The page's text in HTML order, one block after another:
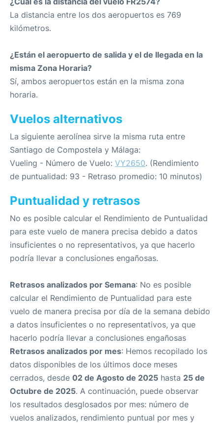
La distancia entre los dos aeropuertos es 769
kilómetros.
¿Están el aeropuerto de salida y el de llegada en la
misma Zona Horaria?
Sí, ambos aeropuertos están en la misma zona
horaria.
Vuelos alternativos
La siguiente aerolínea sirve la misma ruta entre
Santiago de Compostela y Málaga:
Vueling - Número de Vuelo: VY2650. (Rendimiento
de puntualidad: 93 - Retraso promedio: 10 minutos)
Puntualidad y retrasos
No es posible calcular el Rendimiento de Puntualidad
para este vuelo de manera precisa debido a datos
insuficientes o no representativos, ya que hacerlo
podría llevar a conclusiones engañosas.
Retrasos analizados por Semana: No es posible
calcular el Rendimiento de Puntualidad para este
vuelo de manera precisa por día de la semana debido
a datos insuficientes o no representativos, ya que
hacerlo podría llevar a conclusiones engañosas
Retrasos analizados por mes: Hemos recopilado los
datos disponibles de los últimos doce meses
cerrados, desde 02 de Agosto de 2025 hasta 25 de
Octubre de 2025. A continuación, puede observar
los resultados desglosados por mes: número de
vuelos analizados, rendimiento puntual por mes y